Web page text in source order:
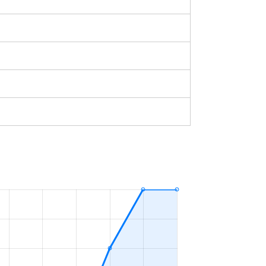
築22年
2023年1～3月
2023年10～12月
築25年 2023年4～6月